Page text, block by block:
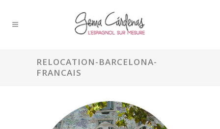
RELOCATION-BARCELONA-
FRANCAIS